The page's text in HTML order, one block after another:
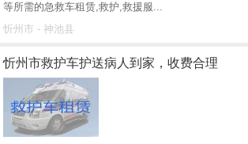
等所需的急救车租赁,救护,救援服...
忻州市 - 神池县
忻州市救护车护送病人到家，收费合理